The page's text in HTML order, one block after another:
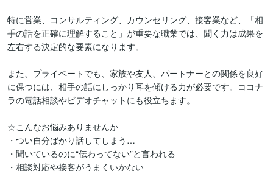
特に営業、コンサルティング、カウンセリング、接客業など、「相
手の話を正確に理解すること」が重要な職業では、聞く力は成果を
左右する決定的な要素になります。
また、プライベートでも、家族や友人、パートナーとの関係を良好
に保つには、相手の話にしっかり耳を傾ける力が必要です。ココナ
ラの電話相談やビデオチャットにも役立ちます。
☆こんなお悩みありませんか
・つい自分ばかり話してしまう…
・聞いているのに“伝わってない”と言われる
・相談対応や接客がうまくいかない